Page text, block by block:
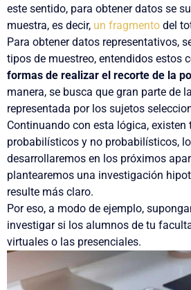
este sentido, para obtener datos se
muestra, es decir, un fragmento del
Para obtener datos representativos,
tipos de muestreo, entendidos estos
formas de realizar el recorte de la
manera, se busca que gran parte de
representada por los sujetos
Continuando con esta lógica, existen
probabilísticos y no probabilísticos,
desarrollaremos en los próximos
plantearemos una investigación
resulte más claro.
Por eso, a modo de ejemplo,
investigar si los alumnos de tu
virtuales o las presenciales.